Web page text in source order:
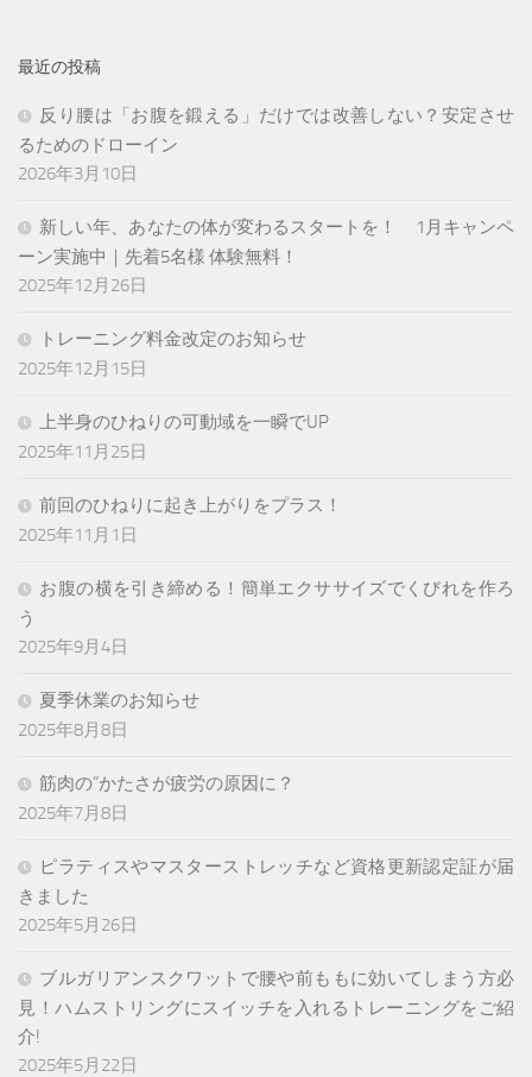
最近の投稿
反り腰は「お腹を鍛える」だけでは改善しない？安定させ
るためのドローイン
2026年3月10日
新しい年、あなたの体が変わるスタートを！ 1月キャンペ
ーン実施中｜先着5名様 体験無料！
2025年12月26日
トレーニング料金改定のお知らせ
2025年12月15日
上半身のひねりの可動域を一瞬でUP
2025年11月25日
前回のひねりに起き上がりをプラス！
2025年11月1日
お腹の横を引き締める！簡単エクササイズでくびれを作ろ
う
2025年9月4日
夏季休業のお知らせ
2025年8月8日
筋肉の”かたさが疲労の原因に？
2025年7月8日
ピラティスやマスターストレッチなど資格更新認定証が届
きました
2025年5月26日
ブルガリアンスクワットで腰や前ももに効いてしまう方必
見！ハムストリングにスイッチを入れるトレーニングをご紹
介!
2025年5月22日